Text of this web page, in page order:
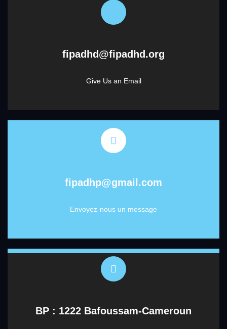
fipadhd@fipadhd.org
Give Us an Email
fipadhp@gmail.com
Envoyez-nous un message
BP : 1222 Bafoussam-Cameroun